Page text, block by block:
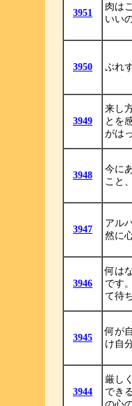
3951
肉は
いい
3950 ぶれ
3949
来し
とを
がは
3948
今に
こと
3947
アル
然に
3946
何は
です
て待
3945
何が
け自
3944
厳し
でき